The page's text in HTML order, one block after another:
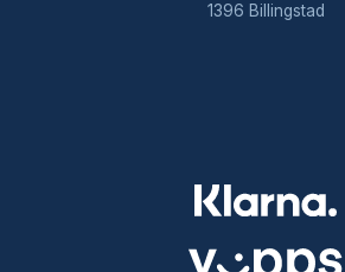
1396 Billingstad